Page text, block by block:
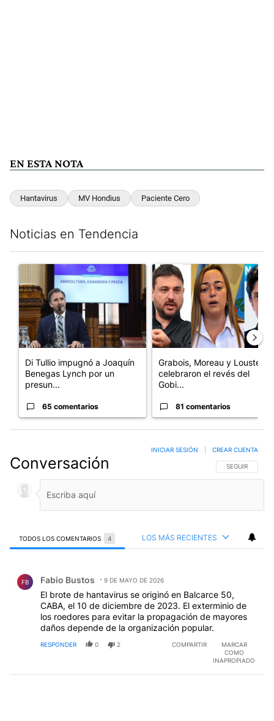
EN ESTA NOTA
Hantavirus MV Hondius Paciente Cero
Noticias en Tendencia
Un artículo de tendencia con el título "Di Tullio impugnó a
Di Tullio impugnó a Joaquín
Benegas Lynch por un
presun...
65 comentarios
Un artículo de tendencia con
Grabois, Moreau y Lousteau
celebraron el revés del
Gobi...
81 comentarios
Conversación SIGA ESTA
SEGUIR
INICIAR SESIÓN CREAR CUENTA
TODOS LOS COMENTARIOS 4 LOS MÁS RECIENTES
FB Fabio Bustos 9 DE MAYO DE 2026
El brote de hantavirus se originó en Balcarce 50,
CABA, el 10 de diciembre de 2023. El exterminio de
los roedores para evitar la propagación de mayores
daños depende de la organización popular.
RESPONDER 0 2 COMPARTIR
MARCAR
COMO
INAPROPIADO